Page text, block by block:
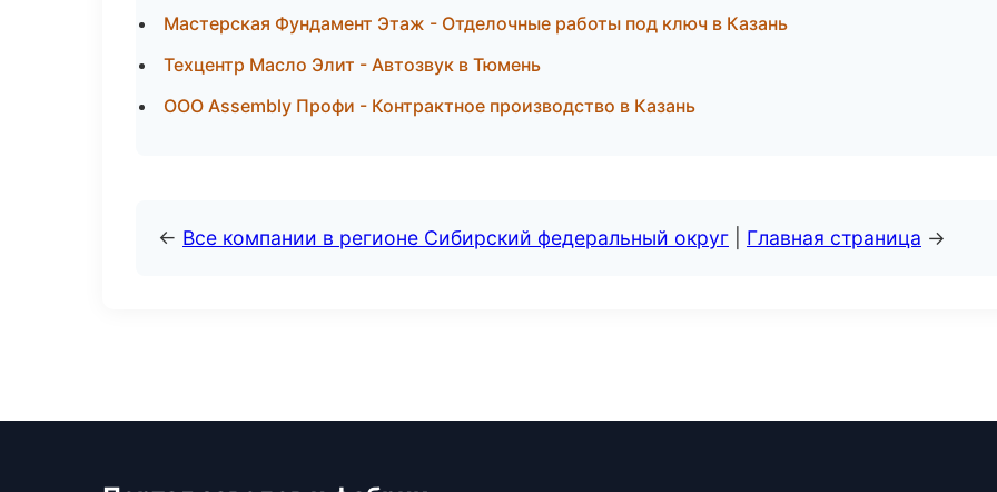
Мастерская Фундамент Этаж - Отделочные работы под ключ в Казань
Техцентр Масло Элит - Автозвук в Тюмень
ООО Assembly Профи - Контрактное производство в Казань
← Все компании в регионе Сибирский федеральный округ Главная страница →